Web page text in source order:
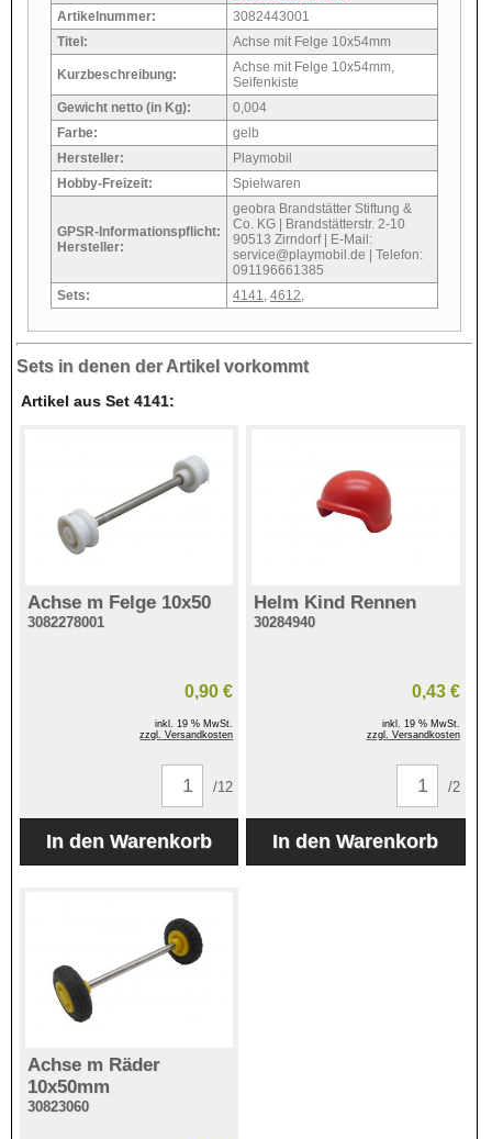
Artikelnummer:
3082443001
Titel:
Achse mit Felge 10x54mm
Kurzbeschreibung:
Achse mit Felge 10x54mm,
Seifenkiste
Gewicht netto (in Kg):
0,004
Farbe:
gelb
Hersteller:
Playmobil
Hobby-Freizeit:
Spielwaren
GPSR-Informationspflicht:
Hersteller:
geobra Brandstätter Stiftung &
Co. KG | Brandstätterstr. 2-10
90513 Zirndorf | E-Mail:
service@playmobil.de | Telefon:
091196661385
Sets:
4141 4612
Sets in denen der Artikel vorkommt
Artikel aus Set 4141:
Achse m Felge 10x50
3082278001
0,90 €
inkl. 19 % MwSt.
zzgl. Versandkosten
/12
Helm Kind Rennen
30284940
0,43 €
inkl. 19 % MwSt.
zzgl. Versandkosten
/2
Achse m Räder
10x50mm
30823060